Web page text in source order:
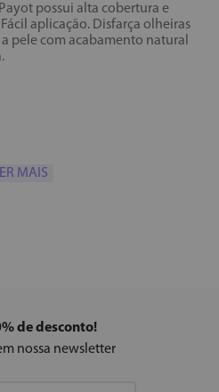
possui alta cobertura e
aplicação. Disfarça olheiras
pele com acabamento natural
MAIS
de desconto!
nossa newsletter